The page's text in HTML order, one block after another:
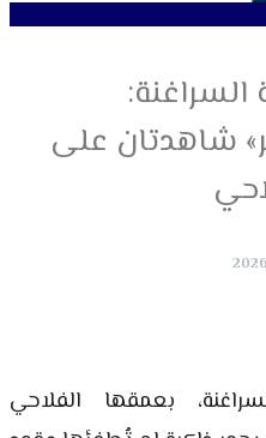
السراغنة:
شاهدتان على
بعمقها الفلاحي